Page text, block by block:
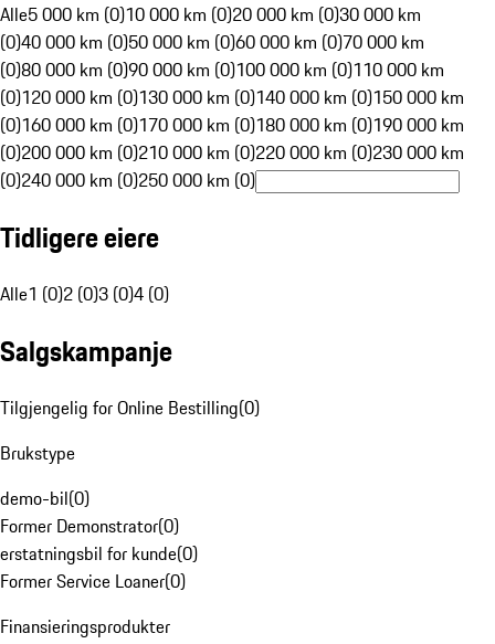
Alle5 000 km (0)10 000 km (0)20 000 km (0)30 000 km
(0)40 000 km (0)50 000 km (0)60 000 km (0)70 000 km
(0)80 000 km (0)90 000 km (0)100 000 km (0)110 000 km
(0)120 000 km (0)130 000 km (0)140 000 km (0)150 000 km
(0)160 000 km (0)170 000 km (0)180 000 km (0)190 000 km
(0)200 000 km (0)210 000 km (0)220 000 km (0)230 000 km
(0)240 000 km (0)250 000 km (0)
Tidligere eiere
Alle1 (0)2 (0)3 (0)4 (0)
Salgskampanje
Tilgjengelig for Online Bestilling(0)
Brukstype
demo-bil(0)
Former Demonstrator(0)
erstatningsbil for kunde(0)
Former Service Loaner(0)
Finansieringsprodukter